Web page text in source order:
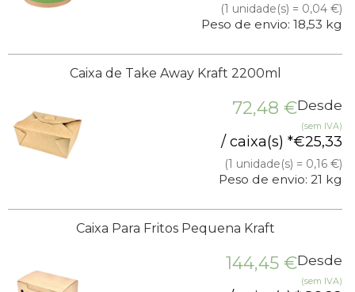
(1 unidade(s) = 0,04 €)
Peso de envio: 18,53 kg
Caixa de Take Away Kraft 2200ml
Desde
72,48 €
(sem IVA)
25,33
€
/ caixa(s) *
(1 unidade(s) = 0,16 €)
Peso de envio: 21 kg
Caixa Para Fritos Pequena Kraft
Desde
144,45 €
(sem IVA)